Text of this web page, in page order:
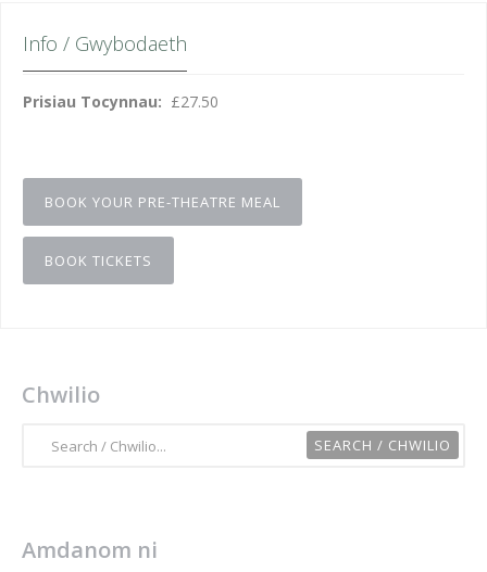
Info / Gwybodaeth
Prisiau Tocynnau: £27.50
BOOK YOUR PRE-THEATRE MEAL
BOOK TICKETS
Chwilio
Amdanom ni